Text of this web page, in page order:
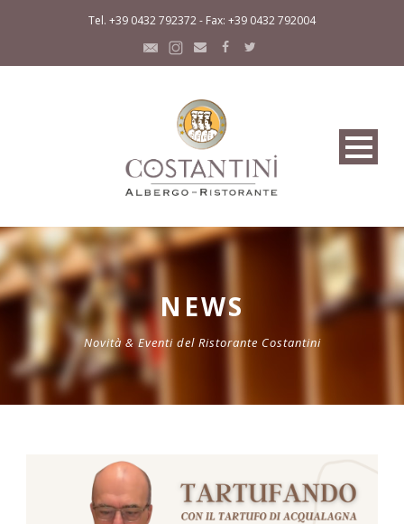
Tel. +39 0432 792372 - Fax: +39 0432 792004
NEWS
Novità & Eventi del Ristorante Costantini